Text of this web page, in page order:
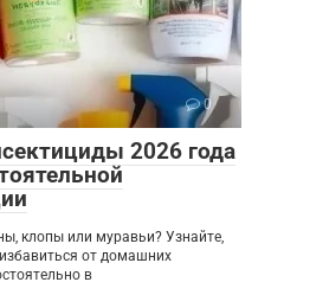
0
2026 года
клопы или муравьи? Узнайте,
от домашних
в